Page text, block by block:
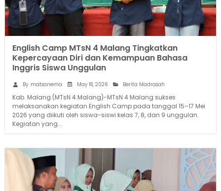
English Camp MTsN 4 Malang Tingkatkan
Kepercayaan Diri dan Kemampuan Bahasa
Inggris Siswa Unggulan
By matsanema May 18, 2026 Berita Madrasah
Kab. Malang (MTsN 4 Malang)-MTsN 4 Malang sukses
melaksanakan kegiatan English Camp pada tanggal 15–17 Mei
2026 yang diikuti oleh siswa-siswi kelas 7, 8, dan 9 unggulan.
Kegiatan yang...